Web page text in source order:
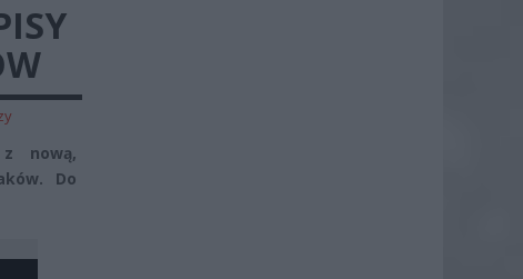
nową,
Do